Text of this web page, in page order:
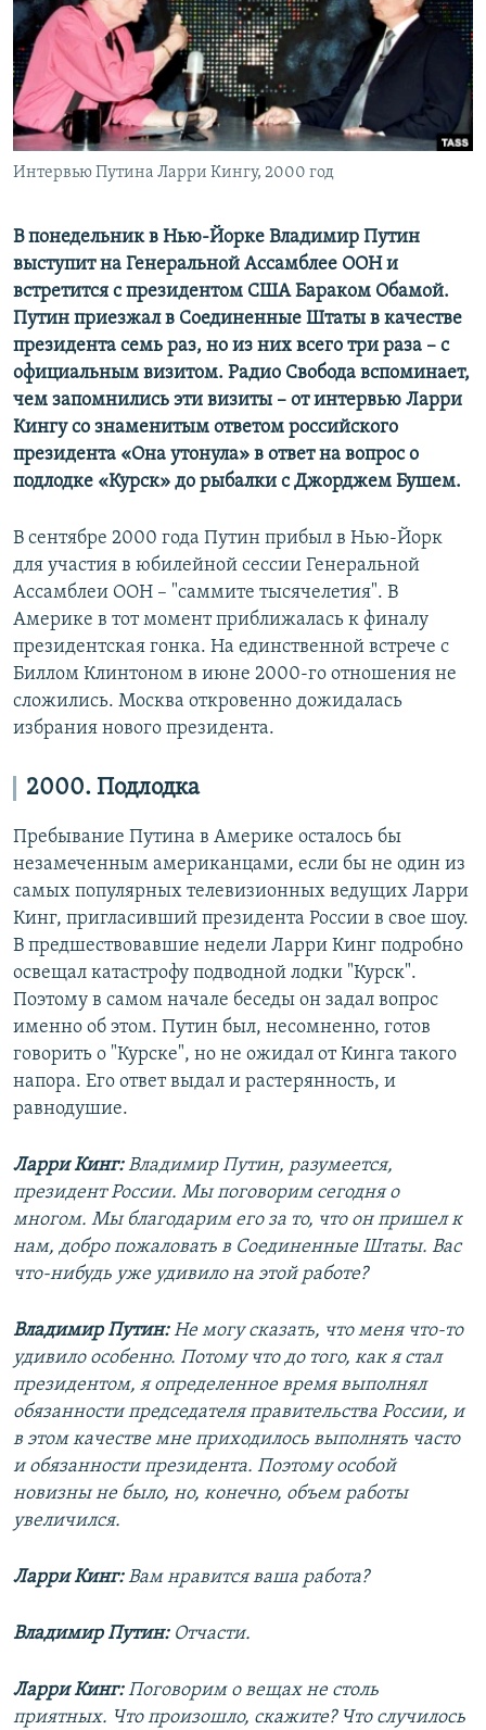
ПОБЕДИТЕЛЕЙ НЕ СУДЯТ?
КРЫМ.НЕПОКОРЕННЫЙ
ELIFBE
УКРАИНСКАЯ ПРОБЛЕМА КРЫМА
ПРИСОЕДИНЯЙТЕСЬ!
Все сайты RFE/RL
Интервью Путина Ларри Кингу, 2000 год
В понедельник в Нью-Йорке Владимир Путин
выступит на Генеральной Ассамблее ООН и
встретится с президентом США Бараком Обамой.​
Путин приезжал в Соединенные Штаты в качестве
президента семь раз, но из них всего три раза – с
официальным визитом. Радио Свобода вспоминает,
чем запомнились эти визиты – от интервью Ларри
Кингу со знаменитым ответом российского
президента «Она утонула» в ответ на вопрос о
подлодке «Курск» до рыбалки с Джорджем Бушем.
В сентябре 2000 года Путин прибыл в Нью-Йорк
для участия в юбилейной сессии Генеральной
Ассамблеи ООН – "саммите тысячелетия". В
Америке в тот момент приближалась к финалу
президентская гонка. На единственной встрече с
Биллом Клинтоном в июне 2000-го отношения не
сложились. Москва откровенно дожидалась
избрания нового президента.
2000. Подлодка
Пребывание Путина в Америке осталось бы
незамеченным американцами, если бы не один из
самых популярных телевизионных ведущих Ларри
Кинг, пригласивший президента России в свое шоу.
В предшествовавшие недели Ларри Кинг подробно
освещал катастрофу подводной лодки "Курск".
Поэтому в самом начале беседы он задал вопрос
именно об этом. Путин был, несомненно, готов
говорить о "Курске", но не ожидал от Кинга такого
напора. Его ответ выдал и растерянность, и
равнодушие.
Ларри Кинг:Владимир Путин, разумеется,
президент России. Мы поговорим сегодня о
многом. Мы благодарим его за то, что он пришел к
нам, добро пожаловать в Соединенные Штаты. Вас
что-нибудь уже удивило на этой работе?
Владимир Путин:Не могу сказать, что меня что‑то
удивило особенно. Потому что до того, как я стал
президентом, я определенное время выполнял
обязанности председателя правительства России, и
в этом качестве мне приходилось выполнять часто
и обязанности президента. Поэтому особой
новизны не было, но, конечно, объем работы
увеличился.
Ларри Кинг:Вам нравится ваша работа?
Владимир Путин:Отчасти.
Ларри Кинг:Поговорим о вещах не столь
приятных. Что произошло, скажите? Что случилось